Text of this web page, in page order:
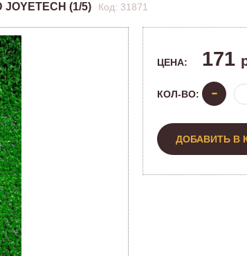
(1/5) Код: 31871
ЦЕНА: 171
КОЛ-ВО: -
ДОБАВИТЬ В